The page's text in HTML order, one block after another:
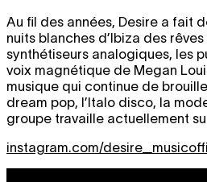
Au fil des années, Desire a fait
nuits blanches d’Ibiza des
synthétiseurs analogiques, les
voix magnétique de Megan
musique qui continue de
dream pop, l’Italo disco, la
groupe travaille actuellement
instagram.com/